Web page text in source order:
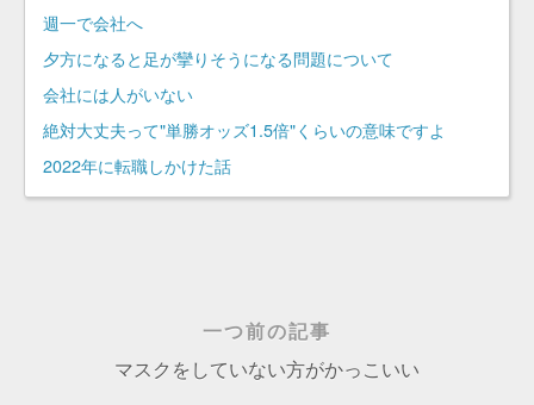
週一で会社へ
夕方になると足が攣りそうになる問題について
会社には人がいない
絶対大丈夫って"単勝オッズ1.5倍"くらいの意味ですよ
2022年に転職しかけた話
一つ前の記事
マスクをしていない方がかっこいい